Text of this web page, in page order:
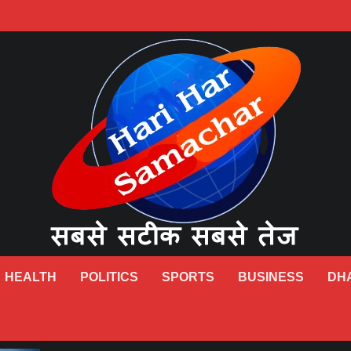
HEALTH POLITICS SPORTS BUSINESS